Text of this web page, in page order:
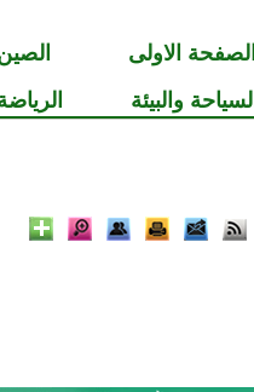
الصفحة الاولى
السياحة والبيئة